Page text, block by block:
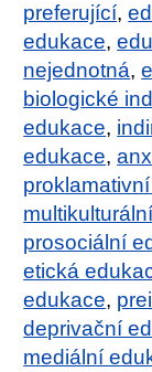
preferující,
edukace,
nejednotná,
biologické
edukace,
edukace,
prosociální
etická
edukace,
deprivační
mediální